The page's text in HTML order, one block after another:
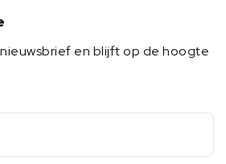
en blijft op de hoogte